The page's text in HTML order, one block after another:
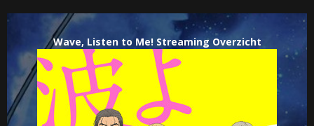
Wave, Listen to Me! Streaming Overzicht